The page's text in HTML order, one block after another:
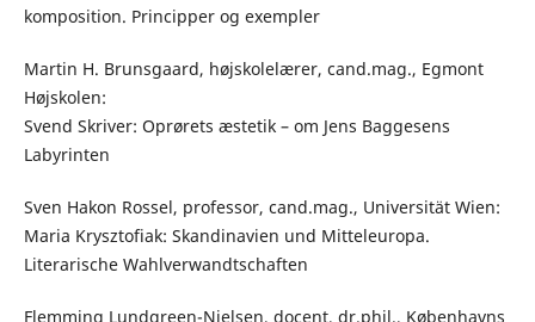
komposition. Principper og exempler
Martin H. Brunsgaard, højskolelærer, cand.mag., Egmont
Højskolen:
Svend Skriver: Oprørets æstetik – om Jens Baggesens
Labyrinten
Sven Hakon Rossel, professor, cand.mag., Universität Wien:
Maria Krysztofiak: Skandinavien und Mitteleuropa.
Literarische Wahlverwandtschaften
Flemming Lundgreen-Nielsen, docent, dr.phil., Københavns